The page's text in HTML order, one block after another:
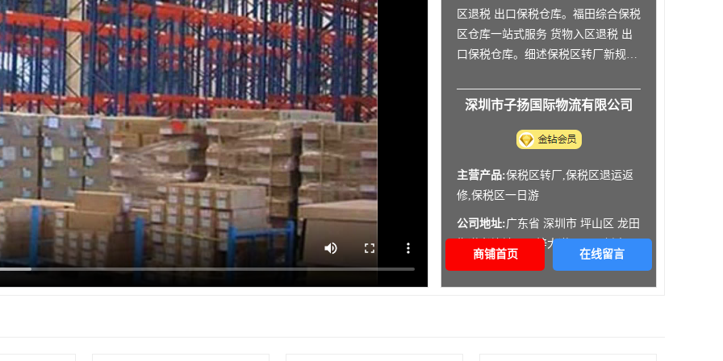
区退税 出口保税仓库。福田综合保税
区仓库一站式服务 货物入区退税 出
口保税仓库。细述保税区转厂新规
中心 保税区仓储 保税仓储配送一站
式服务。进口货物保税仓储配送建议
保税区仓储 保税仓储配送一站式服
仓
深圳市子扬国际物流有限公司
主营产品:保税区转厂,保税区退运返
修,保税区一日游
公司地址:广东省 深圳市 坪山区 龙田
街道老坑社区丹梓大道3179号新南天
商铺首页 在线留言